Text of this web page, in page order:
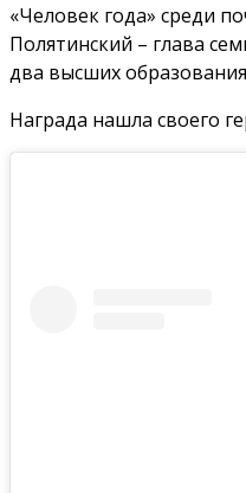
«Человек года» среди
Полятинский – глава
два высших
Награда нашла своего